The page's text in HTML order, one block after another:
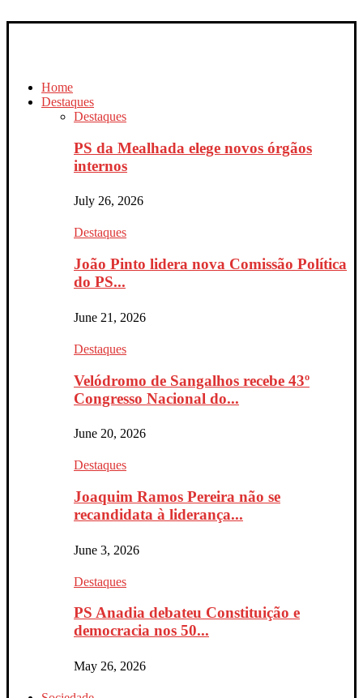
Home
Destaques
Destaques
PS da Mealhada elege novos órgãos
internos
July 26, 2026
Destaques
João Pinto lidera nova Comissão Política
do PS...
June 21, 2026
Destaques
Velódromo de Sangalhos recebe 43º
Congresso Nacional do...
June 20, 2026
Destaques
Joaquim Ramos Pereira não se
recandidata à liderança...
June 3, 2026
Destaques
PS Anadia debateu Constituição e
democracia nos 50...
May 26, 2026